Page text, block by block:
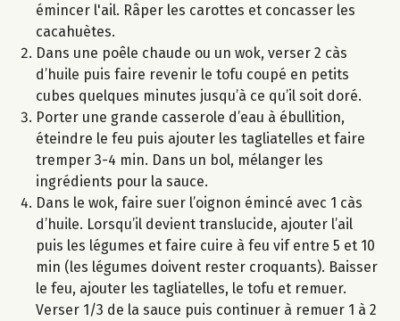
émincer l'ail. Râper les carottes et concasser les
cacahuètes.
Dans une poêle chaude ou un wok, verser 2 càs
d’huile puis faire revenir le tofu coupé en petits
cubes quelques minutes jusqu’à ce qu’il soit doré.
Porter une grande casserole d’eau à ébullition,
éteindre le feu puis ajouter les tagliatelles et faire
tremper 3-4 min. Dans un bol, mélanger les
ingrédients pour la sauce.
Dans le wok, faire suer l’oignon émincé avec 1 càs
d’huile. Lorsqu’il devient translucide, ajouter l’ail
puis les légumes et faire cuire à feu vif entre 5 et 10
min (les légumes doivent rester croquants). Baisser
le feu, ajouter les tagliatelles, le tofu et remuer.
Verser 1/3 de la sauce puis continuer à remuer 1 à 2